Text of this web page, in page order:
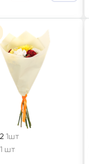
1шт
шт